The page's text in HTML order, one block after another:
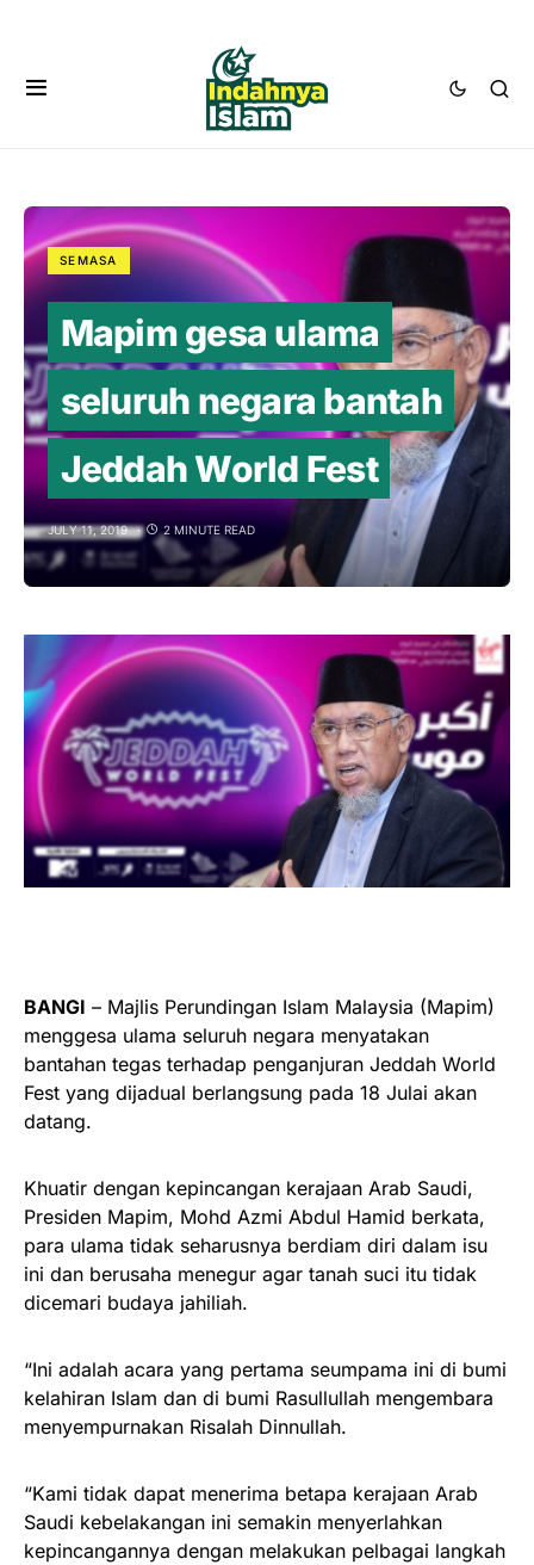
SEMASA
Mapim gesa ulama
seluruh negara bantah
Jeddah World Fest
JULY 11, 2019 2 MINUTE READ
BANGI – Majlis Perundingan Islam Malaysia (Mapim)
menggesa ulama seluruh negara menyatakan
bantahan tegas terhadap penganjuran Jeddah World
Fest yang dijadual berlangsung pada 18 Julai akan
datang.
Khuatir dengan kepincangan kerajaan Arab Saudi,
Presiden Mapim, Mohd Azmi Abdul Hamid berkata,
para ulama tidak seharusnya berdiam diri dalam isu
ini dan berusaha menegur agar tanah suci itu tidak
dicemari budaya jahiliah.
“Ini adalah acara yang pertama seumpama ini di bumi
kelahiran Islam dan di bumi Rasullullah mengembara
menyempurnakan Risalah Dinnullah.
“Kami tidak dapat menerima betapa kerajaan Arab
Saudi kebelakangan ini semakin menyerlahkan
kepincangannya dengan melakukan pelbagai langkah